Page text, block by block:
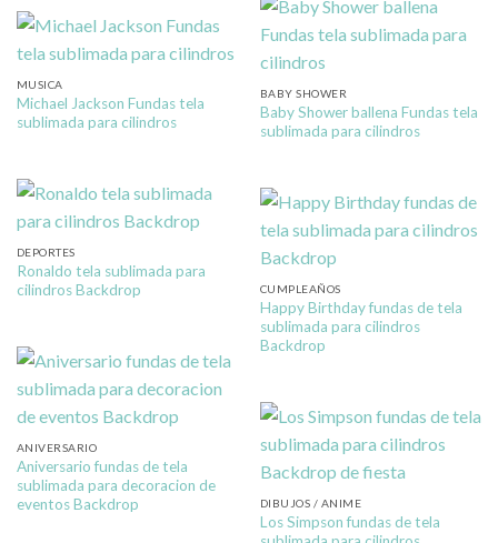
BABY SHOWER
Baby Shower ballena Fundas tela
sublimada para cilindros
MUSICA
Michael Jackson Fundas tela
sublimada para cilindros
DEPORTES
Ronaldo tela sublimada para
cilindros Backdrop
CUMPLEAÑOS
Happy Birthday fundas de tela
sublimada para cilindros
Backdrop
ANIVERSARIO
Aniversario fundas de tela
sublimada para decoracion de
eventos Backdrop
DIBUJOS / ANIME
Los Simpson fundas de tela